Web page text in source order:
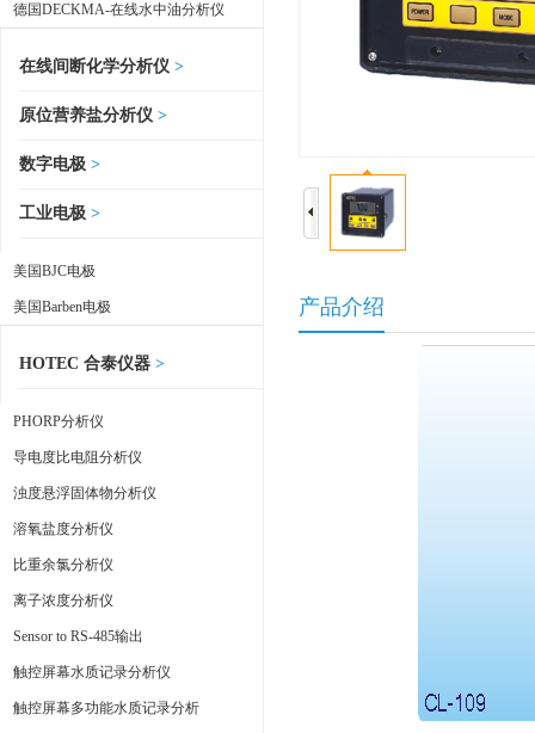
德国DECKMA-在线水中油分析仪
在线间断化学分析仪 >
原位营养盐分析仪 >
数字电极 >
工业电极 >
美国BJC电极
美国Barben电极
HOTEC 合泰仪器 >
PHORP分析仪
导电度比电阻分析仪
浊度悬浮固体物分析仪
溶氧盐度分析仪
比重余氯分析仪
离子浓度分析仪
Sensor to RS-485输出
触控屏幕水质记录分析仪
触控屏幕多功能水质记录分析
产品介绍